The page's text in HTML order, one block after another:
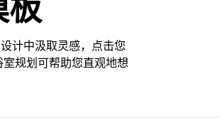
板
计中汲取灵感，点击您
规划可帮助您直观地想